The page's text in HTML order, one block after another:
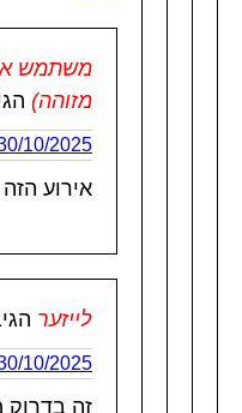
משתמש
מזוהה)
30/10/2025 בשעה
אירוע
לייזער
30/10/2025 בשעה
זה בדרוק